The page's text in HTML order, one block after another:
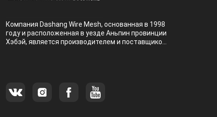
Компания Dashang Wire Mesh, основанная в 1998
году и расположенная в уезде Аньпин провинции
Хэбэй, является производителем и поставщиком,